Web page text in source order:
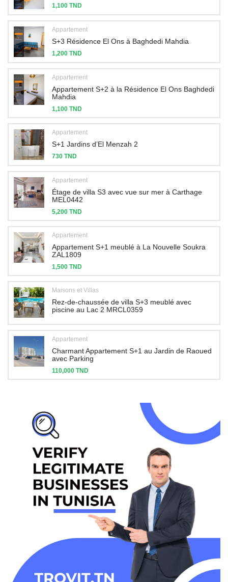
1,100 TND
Appartement
S+3 Résidence El Ons à Baghdedi Mahdia
1,200 TND
Appartement
Appartement S+2 à la Résidence El Ons Baghdedi
Mahdia
1,100 TND
Appartement
S+1 Jardins d’El Menzah 2
730 TND
Appartement
Étage de villa S3 avec vue sur mer à Carthage
MEL0442
5,200 TND
Appartement
Appartement S+1 meublé à La Nouvelle Soukra
ZAL1809
1,500 TND
Maisons et Villas
Rez-de-chaussée de villa S+3 meublé avec
piscine au Lac 2 MRCL0359
Appartement
Charmant Appartement S+1 au Jardin de Raoued
avec Parking
110,000 TND